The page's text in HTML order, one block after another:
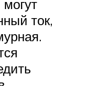
ток,